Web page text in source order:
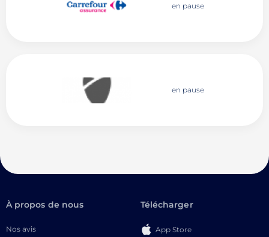
en pause
en pause
À propos de nous
Nos avis
Télécharger
App Store